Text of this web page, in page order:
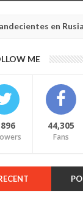
en Rusia
20250
ME
44,305
Fans